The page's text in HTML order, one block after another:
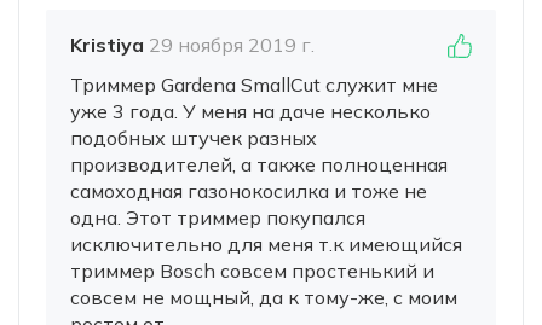
Kristiya 29 ноября 2019 г.
Триммер Gardena SmallCut служит мне
уже 3 года. У меня на даче несколько
подобных штучек разных
производителей, а также полноценная
самоходная газонокосилка и тоже не
одна. Этот триммер покупался
исключительно для меня т.к имеющийся
триммер Bosch совсем простенький и
совсем не мощный, да к тому-же, с моим